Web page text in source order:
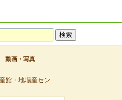
動画・写真
館・地場産セン